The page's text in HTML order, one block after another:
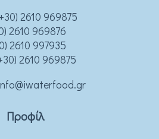
2610 969875
2610 969876
2610 997935
2610 969875
Προφίλ